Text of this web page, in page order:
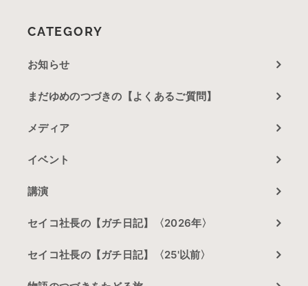
CATEGORY
お知らせ
まだゆめのつづきの【よくあるご質問】
メディア
イベント
講演
セイコ社長の【ガチ日記】〈2026年〉
セイコ社長の【ガチ日記】〈25'以前〉